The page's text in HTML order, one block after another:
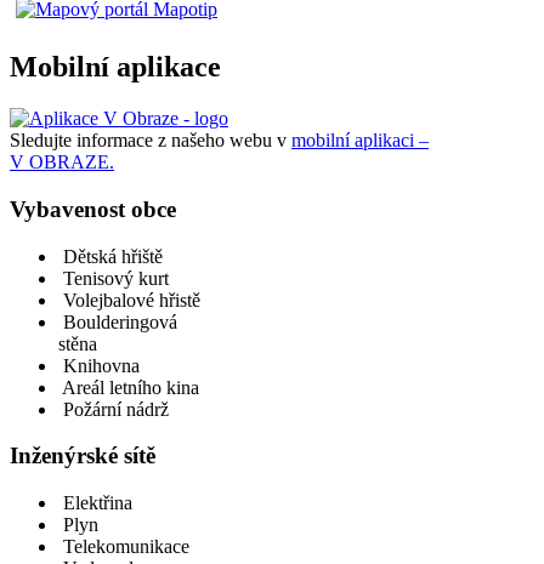
Mobilní aplikace
Sledujte informace z našeho webu v mobilní aplikaci –
V OBRAZE.
Vybavenost obce
Dětská hřiště
Tenisový kurt
Volejbalové hřistě
Boulderingová
stěna
Knihovna
Areál letního kina
Požární nádrž
Inženýrské sítě
Elektřina
Plyn
Telekomunikace